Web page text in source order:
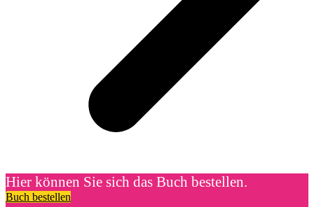
Hier können Sie sich das Buch bestellen.
Buch bestellen